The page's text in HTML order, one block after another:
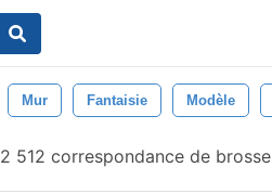
Mur Fantaisie Modèle
2 512 correspondance de brosse